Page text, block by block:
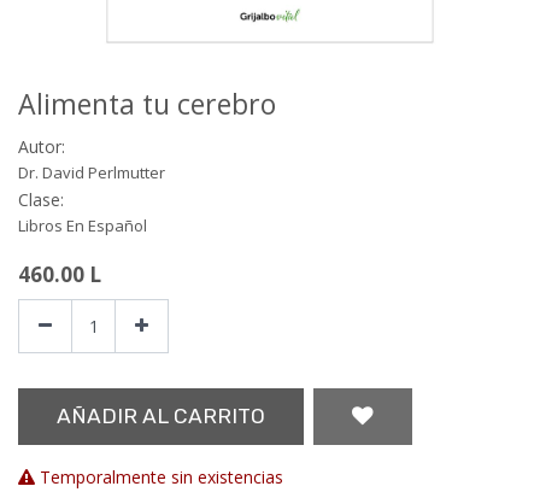
Alimenta tu cerebro
Autor:
Dr. David Perlmutter
Clase:
Libros En Español
460.00 L
AÑADIR AL CARRITO
Temporalmente sin existencias